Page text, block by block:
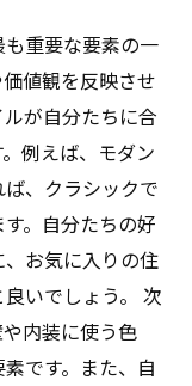
重要な要素の一
値観を反映させ
が自分たちに合
例えば、モダン
、クラシックで
。自分たちの好
お気に入りの住
いでしょう。 次
内装に使う色
です。また、自